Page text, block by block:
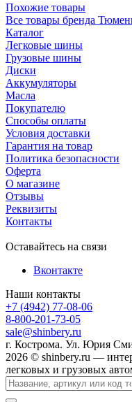
Похожие товары
Все товары бренда
Каталог
Легковые шины
Грузовые шины
Диски
Аккумуляторы
Масла
Покупателю
Способы оплаты
Условия доставки
Гарантия на товар
Политика безопасности
Оферта
О магазине
Отзывы
Реквизиты
Контакты
Оставайтесь на связи
Вконтакте
Наши контакты
+7 (4942) 77-08-06
8-800-201-73-05
sale@shinbery.ru
г. Кострома. Ул. Юрия
2026 © shinbery.ru —
легковых и грузовых